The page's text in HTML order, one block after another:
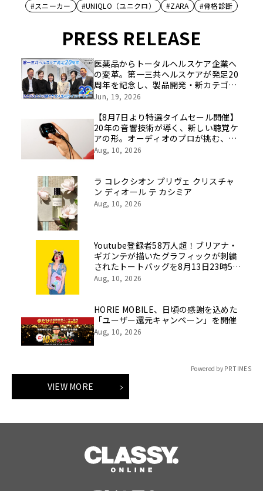
#スニーカー
#UNIQLO（ユニクロ） #ZARA #骨格診断
PRESS RELEASE
医薬品からトータルヘルスケア企業へ
の変革。第一三共ヘルスケアが発足20
周年を記念し、製品開発・新カテゴリ
挑戦の舞台や旧社統合時のエピソード
像を公開！
Jun, 19, 2026
【8月7日より特選タイムセール開催】
20年の音響技術が導く、新しい聴覚ケ
アの形。オーディオのプロが挑む、画
期的なスクリーン操作対応次世代スマ
Aug, 10, 2026
ラ コレクシオン プリヴェ クリスチャ
ン ディオール テ カシミア
Aug, 10, 2026
Youtube登録者58万人超！ブリアナ・
ギガンテが描いたグラフィックが刺繍
されたトートバッグを8月13日23時59
分まで期間限定で新発売！
Aug, 10, 2026
HORIE MOBILE、日頃の感謝を込めた
「ユーザー還元キャンペーン」を開催
Aug, 10, 2026
Powered by PR TIMES
VIEW MORE